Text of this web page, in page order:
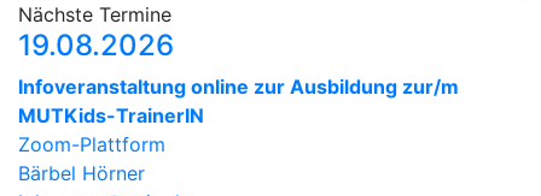
Nächste Termine
19.08.2026
Infoveranstaltung online zur Ausbildung zur/m
MUTKids-TrainerIN
Zoom-Plattform
Bärbel Hörner